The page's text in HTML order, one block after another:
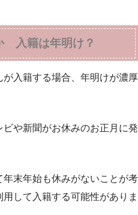
入籍は年明け？
入籍する場合、年明けが濃厚
や新聞がお休みのお正月に発
末年始も休みがないことが考
して入籍する可能性がありま